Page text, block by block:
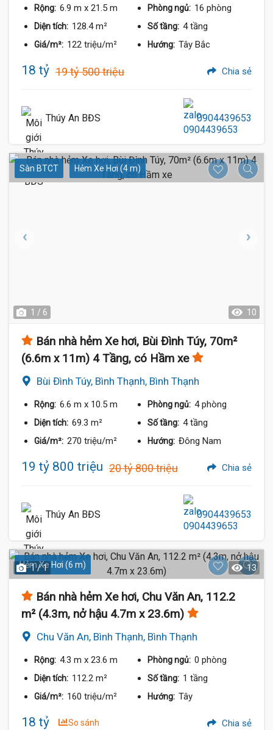
Rộng: 6.9 m x 21.5 m Phòng ngủ: 16 phòng
Diện tích: 128.4 m² Số tầng: 4 tầng
Giá/m²: 122 triệu/m² Hướng: Tây Bắc
18 tỷ 19 tỷ 500 triệu Chia sẻ
Thúy An BĐS 0904439653
Sàn BTCT Hẻm Xe Hơi (4 m)
1 / 6 10
Bán nhà hẻm Xe hơi, Bùi Đình Túy, 70m²
(6.6m x 11m) 4 Tầng, có Hầm xe
Bùi Đình Túy, Bình Thạnh, Bình Thạnh
Rộng: 6.6 m x 10.5 m Phòng ngủ: 4 phòng
Diện tích: 69.3 m² Số tầng: 4 tầng
Giá/m²: 270 triệu/m² Hướng: Đông Nam
19 tỷ 800 triệu 20 tỷ 800 triệu Chia sẻ
Thúy An BĐS 0904439653
Hẻm Xe Hơi (6 m)
1 / 1 13
Bán nhà hẻm Xe hơi, Chu Văn An, 112.2
m² (4.3m, nở hậu 4.7m x 23.6m)
Chu Văn An, Bình Thạnh, Bình Thạnh
Rộng: 4.3 m x 23.6 m Phòng ngủ: 0 phòng
Diện tích: 112.2 m² Số tầng: 1 tầng
Giá/m²: 160 triệu/m² Hướng: Tây
18 tỷ So sánh Chia sẻ